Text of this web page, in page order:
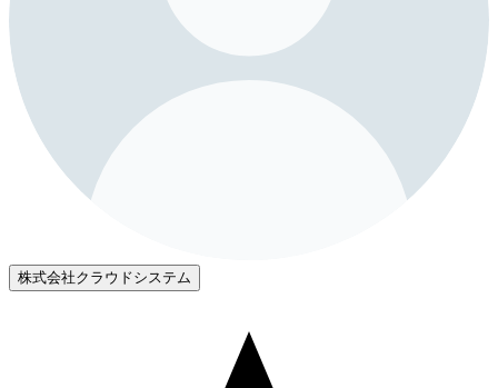
株式会社クラウドシステム